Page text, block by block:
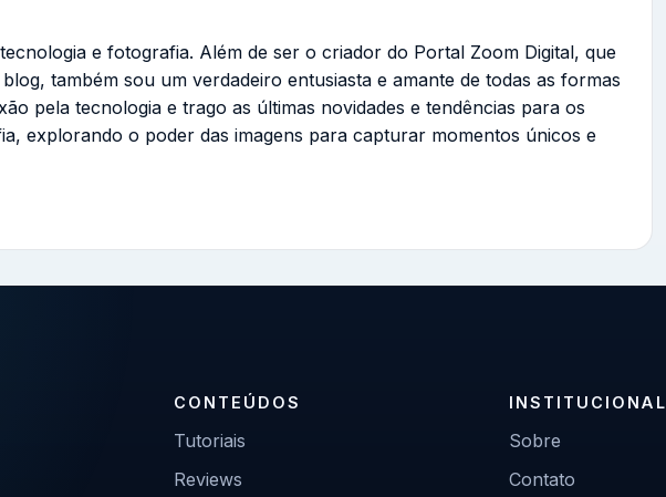
e fotografia. Além de ser o criador do Portal Zoom Digital, que
também sou um verdadeiro entusiasta e amante de todas as formas
pela tecnologia e trago as últimas novidades e tendências para os
explorando o poder das imagens para capturar momentos únicos e
CONTEÚDOS
Tutoriais
Reviews
INSTITUCIONAL
Sobre
Contato